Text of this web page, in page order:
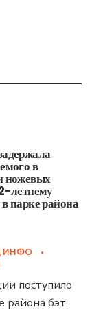
в
ножевых
летнему
парке района
ИНФО
•
поступило
бэт.